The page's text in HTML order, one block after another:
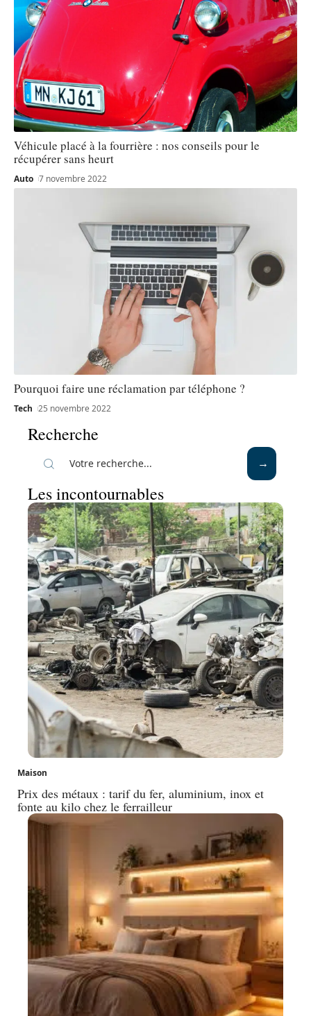
Véhicule placé à la fourrière : nos conseils pour le
récupérer sans heurt
Auto 7 novembre 2022
Pourquoi faire une réclamation par téléphone ?
Tech 25 novembre 2022
Recherche
Les incontournables
Maison
Prix des métaux : tarif du fer, aluminium, inox et
fonte au kilo chez le ferrailleur